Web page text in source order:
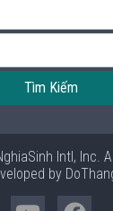
Tìm Kiếm
Intl, Inc.
by